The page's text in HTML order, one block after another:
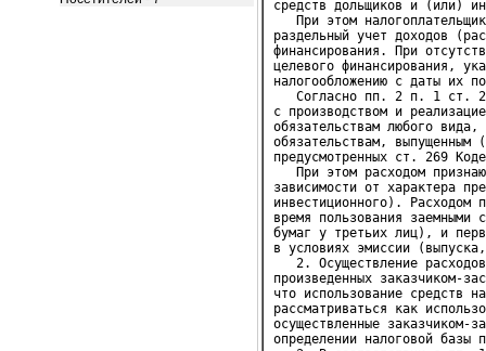
средств дольщиков и (или)
При этом
раздельный учет доходов
финансирования. При
целевого финансирования,
налогообложению с даты их
Согласно пп. 2 п. 1 ст.
с производством и
обязательствам любого
обязательствам, выпущенным
предусмотренных ст. 269
При этом расходом
зависимости от характера
инвестиционного). Расходом
время пользования заемными
бумаг у третьих лиц), и
в условиях эмиссии
2. Осуществление расходов
произведенных заказчиком-
что использование средств
рассматриваться как
осуществленные заказчиком-
определении налоговой базы